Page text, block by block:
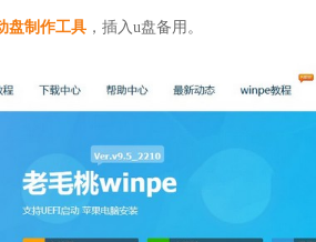
盘制作工具 ，插入u盘备用。